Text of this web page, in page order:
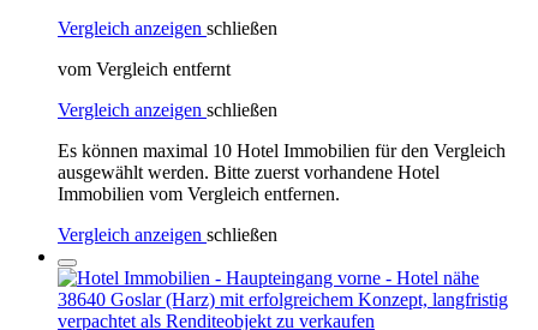
Vergleich anzeigen schließen
vom Vergleich entfernt
Vergleich anzeigen schließen
Es können maximal 10 Hotel Immobilien für den Vergleich
ausgewählt werden. Bitte zuerst vorhandene Hotel
Immobilien vom Vergleich entfernen.
Vergleich anzeigen schließen